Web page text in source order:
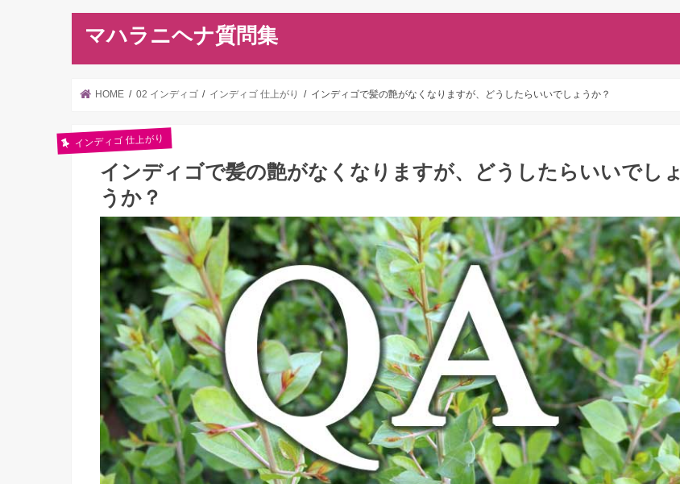
マハラニヘナ質問集
HOME 02 インディゴ インディゴ 仕上がり インディゴで髪の艶がなくなりますが、どうしたらいいでしょうか？
インディゴ 仕上がり
インディゴで髪の艶がなくなりますが、どうしたらいいでしょ
うか？